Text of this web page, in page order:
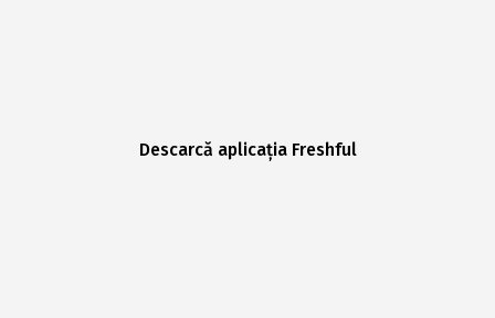
Descarcă aplicația Freshful